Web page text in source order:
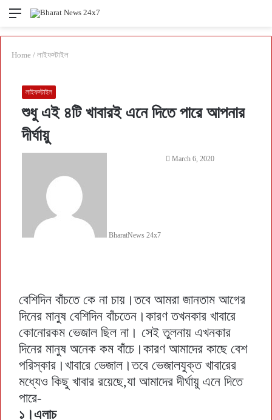
Menu
Home / লাইফস্টাইল
লাইফস্টাইল
শুধু এই ৪টি খাবারই এনে দিতে পারে আপনার
দীর্ঘায়ু
BharatNews 24x7
March 6, 2020
বেশিদিন বাঁচতে কে না চায়।তবে আমরা জানতাম আগের
দিনের মানুষ বেশিদিন বাঁচতেন।কারণ তখনকার খাবারে
কোনোরকম ভেজাল ছিল না। সেই তুলনায় এখনকার
দিনের মানুষ অনেক কম বাঁচে।কারণ আমাদের কাছে বেশ
পরিস্কার।খাবারে ভেজাল।তবে ভেজালযুক্ত খাবারের
মধ্যেও কিছু খাবার রয়েছে,যা আমাদের দীর্ঘায়ু এনে দিতে
পারে-
১।এলাচ